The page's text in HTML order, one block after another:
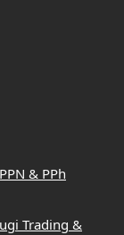
& PPh
Trading &